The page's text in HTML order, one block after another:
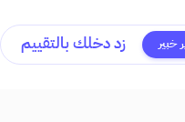
خبير زد دخلك بالتقييم